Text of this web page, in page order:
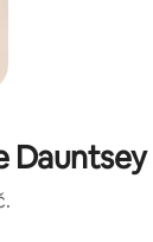
Dauntsey